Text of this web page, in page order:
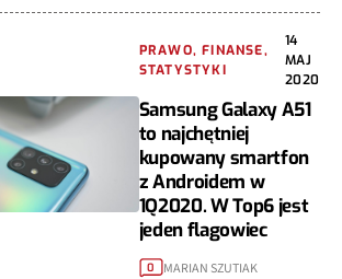
PRAWO, FINANSE,
STATYSTYKI
14
MAJ
2020
Samsung Galaxy A51
to najchętniej
kupowany smartfon
z Androidem w
1Q2020. W Top6 jest
jeden flagowiec
0 MARIAN SZUTIAK